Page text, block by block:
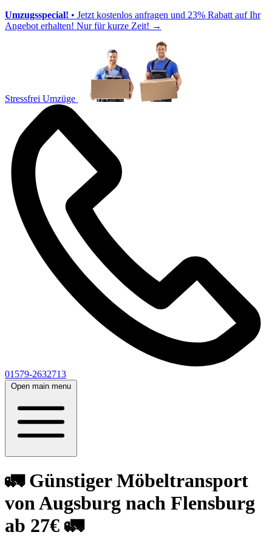
Umzugsspecial! • Jetzt kostenlos anfragen und 23% Rabatt auf Ihr
Angebot erhalten! Nur für kurze Zeit! →
Stressfrei Umzüge
01579-2632713
Open main menu
🚛 Günstiger Möbeltransport
von Augsburg nach Flensburg
ab 27€ 🚛